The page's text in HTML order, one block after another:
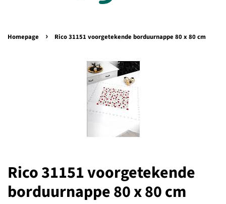
Homepage › Rico 31151 voorgetekende borduurnappe 80 x 80 cm
Rico 31151 voorgetekende
borduurnappe 80 x 80 cm